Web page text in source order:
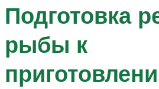
Подготовка
рыбы к